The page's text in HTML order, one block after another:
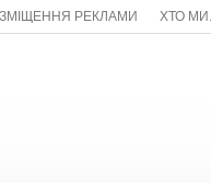
РЕКЛАМИ ХТО